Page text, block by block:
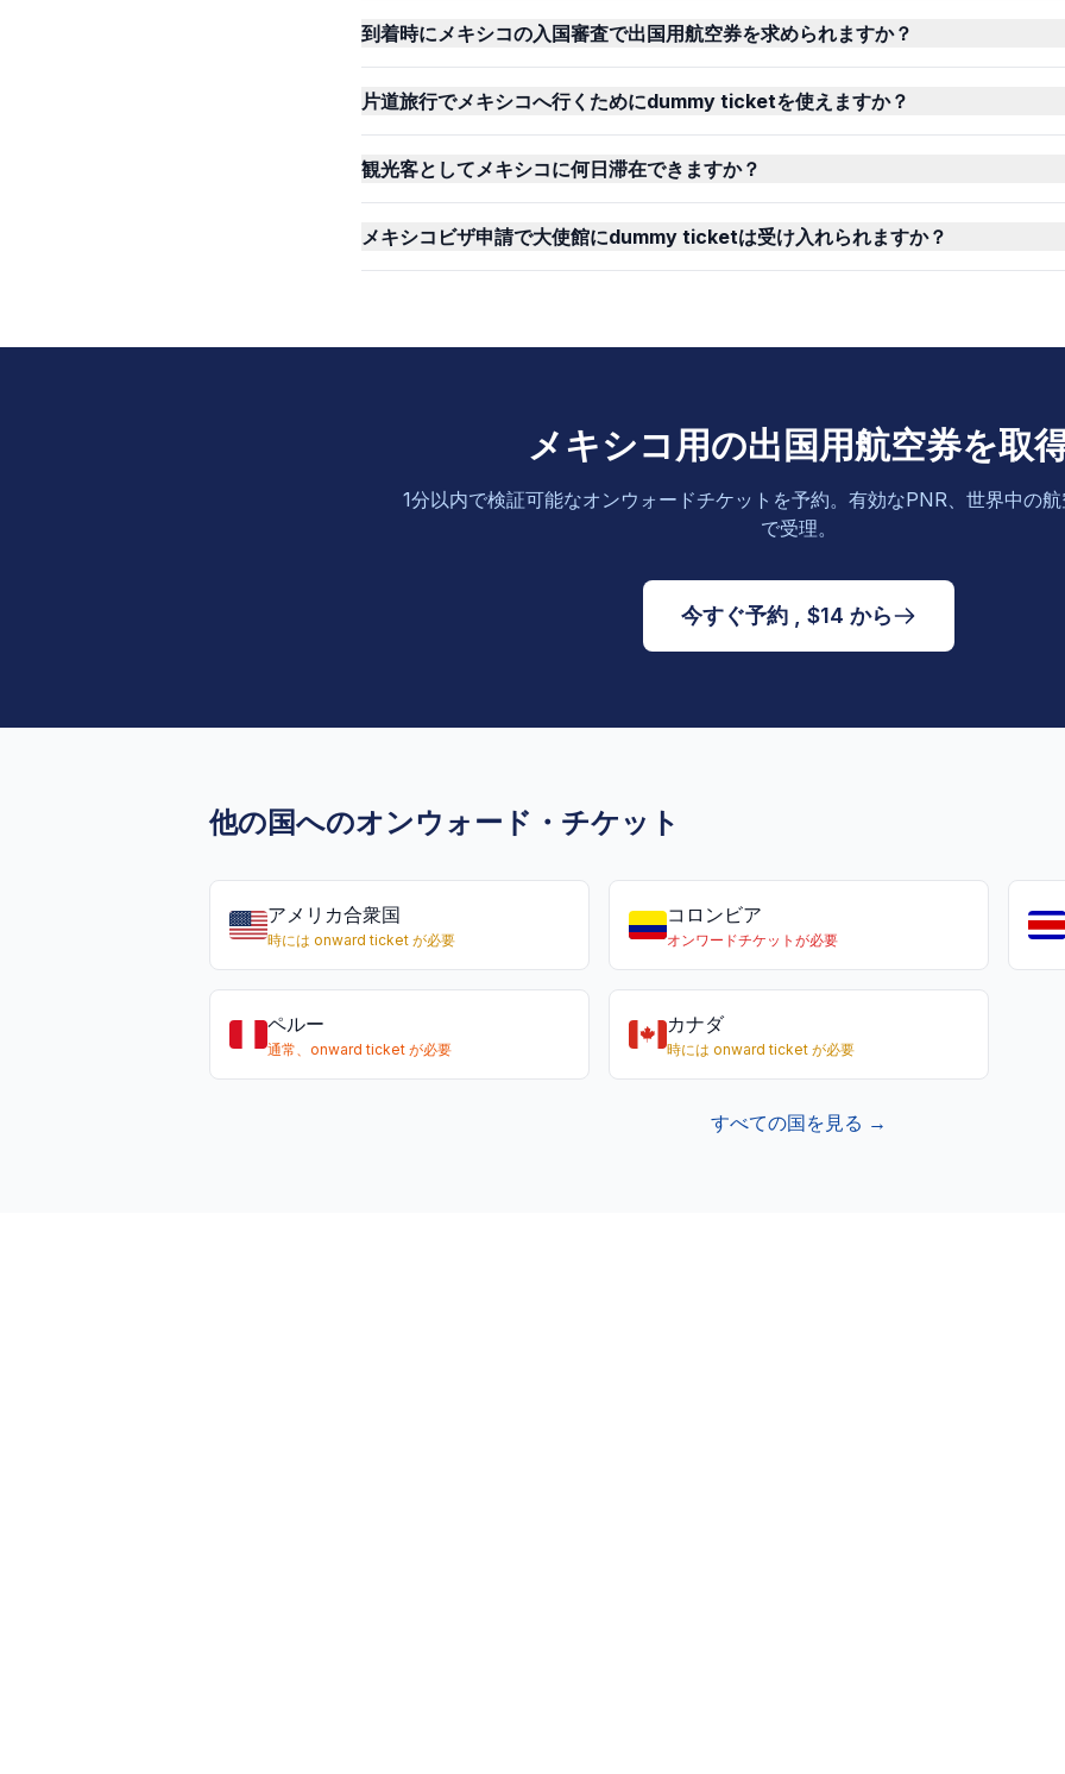
到着時にメキシコの入国審査で出国用航空券を求められますか？
片道旅行でメキシコへ行くためにdummy ticketを使えますか？
観光客としてメキシコに何日滞在できますか？
メキシコビザ申請で大使館にdummy ticketは受け入れられますか？
メキシコ用の出国用航空券を取
1分以内で検証可能なオンウォードチケットを予約。有効なPNR、世界中の
で受理。
今すぐ予約 , $14 から
他の国へのオンウォード・チケット
アメリカ合衆国
時には onward ticket が必要
コロンビア
オンワードチケットが必要
ペルー
通常、onward ticket が必要
カナダ
時には onward ticket が必要
すべての国を見る →